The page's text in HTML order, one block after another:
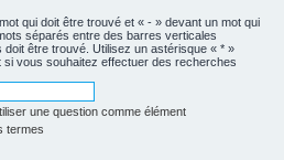
qui doit être trouvé et « - » devant un mot qui
séparés entre des barres verticales
être trouvé. Utilisez un astérisque « * »
vous souhaitez effectuer des recherches
une question comme élément
termes